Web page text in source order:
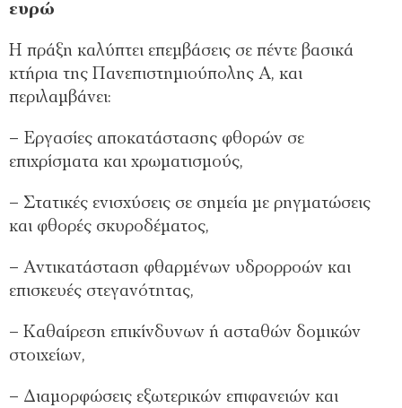
ευρώ
Η πράξη καλύπτει επεμβάσεις σε πέντε βασικά
κτήρια της Πανεπιστημιούπολης Α, και
περιλαμβάνει:
– Εργασίες αποκατάστασης φθορών σε
επιχρίσματα και χρωματισμούς,
– Στατικές ενισχύσεις σε σημεία με ρηγματώσεις
και φθορές σκυροδέματος,
– Αντικατάσταση φθαρμένων υδρορροών και
επισκευές στεγανότητας,
– Καθαίρεση επικίνδυνων ή ασταθών δομικών
στοιχείων,
– Διαμορφώσεις εξωτερικών επιφανειών και